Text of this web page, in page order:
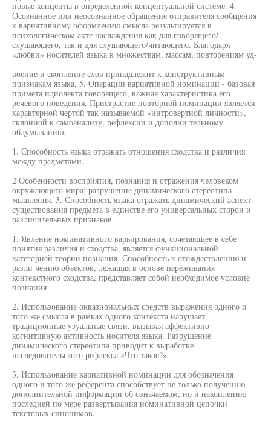
новые концепты в определенной концептуальной системе. 4.
Осознанное или неосознанное обращение отправителя сообщения
к вариативному оформлению смысла результируется в
психологическом акте наслаждения как для говорящего/
слушающего, так и для слушающего/читающего. Благодаря
«любви» носителей языка к множествам, массам, повторениям уд-
воеиие и скопление слов принадлежит к конструктивным
признакам языка, 5. Операции вариативной номинации - базовая
примета идиолекта говорящего, важная характеристика его
речевого поведения. Пристрастие повторной номинации является
характерной чертой так называемой «интровертной личности»,
склонной к самоанализу, рефлексии и дополни тельному
обдумыванию.
1. Способность языка отражать отношения сходства и различия
между предметами.
2 Особенности восприятия, познания и отражения человеком
окружающего мира; разрушение динамического стереотипа
мышления. 3. Способность языка отражать динамический аспект
существования предмета в единстве его универсальных сторон и
различительных признаков.
1. Явление номинативного варьирования, сочетающее в себе
понятия различия и сходства, является функциональной
категорией теории познания. Способность к отождествлению и
разли чению объектов, лежащая в основе переживания
контекстного сходства, представляет собой необходимое условие
познания
2. Использование окказиональных средств выражения одного и
того же смысла в рамках одного контекста нарушает
традиционные узуальные связи, вызывая аффективно-
когнитивную активность носителя языка. Разрушение
динамического стереотипа приводит к выработке
исследовательского рефлекса «Что такое?».
3. Использование вариативной номинации для обозначения
одного и того же референта способствует не только получению
дополнительной информации об означаемом, но и накоплению
последней по мере развертывания номинативной цепочки
текстовых синонимов.